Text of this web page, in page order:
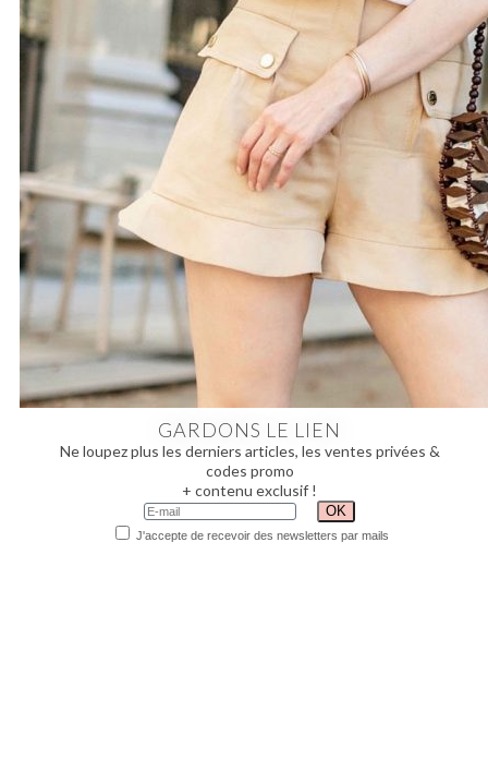
GARDONS LE LIEN
Ne loupez plus les derniers articles, les ventes privées &
codes promo
+ contenu exclusif !
J'accepte de recevoir des newsletters par mails